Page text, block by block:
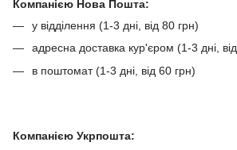
Компанією Нова Пошта:
у відділення (1-3 дні, від 80 грн)
адресна доставка кур'єром (1-3 дні,
в поштомат (1-3 дні, від 60 грн)
Компанією Укрпошта: